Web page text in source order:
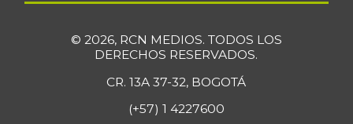
© 2026, RCN MEDIOS. TODOS LOS
DERECHOS RESERVADOS.
CR. 13A 37-32, BOGOTÁ
(+57) 1 4227600